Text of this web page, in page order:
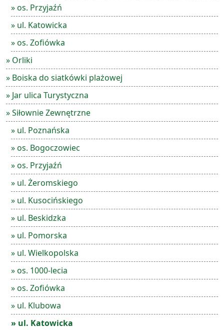
» os. Przyjaźń
» ul. Katowicka
» os. Zofiówka
» Orliki
» Boiska do siatkówki plażowej
» Jar ulica Turystyczna
» Siłownie Zewnętrzne
» ul. Poznańska
» os. Bogoczowiec
» os. Przyjaźń
» ul. Żeromskiego
» ul. Kusocińskiego
» ul. Beskidzka
» ul. Pomorska
» ul. Wielkopolska
» os. 1000-lecia
» os. Zofiówka
» ul. Klubowa
» ul. Katowicka